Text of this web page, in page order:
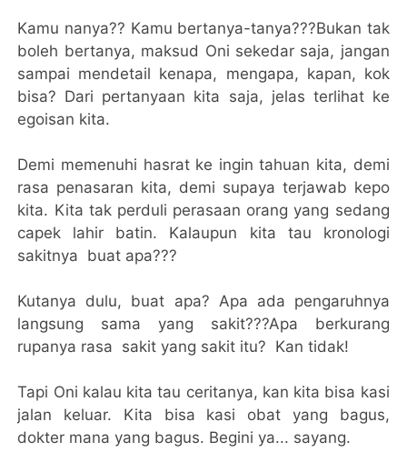
Kamu nanya?? Kamu bertanya-tanya???Bukan tak
boleh bertanya, maksud Oni sekedar saja, jangan
sampai mendetail kenapa, mengapa, kapan, kok
bisa? Dari pertanyaan kita saja, jelas terlihat ke
egoisan kita.
Demi memenuhi hasrat ke ingin tahuan kita, demi
rasa penasaran kita, demi supaya terjawab kepo
kita. Kita tak perduli perasaan orang yang sedang
capek lahir batin. Kalaupun kita tau kronologi
sakitnya buat apa???
Kutanya dulu, buat apa? Apa ada pengaruhnya
langsung sama yang sakit???Apa berkurang
rupanya rasa sakit yang sakit itu? Kan tidak!
Tapi Oni kalau kita tau ceritanya, kan kita bisa kasi
jalan keluar. Kita bisa kasi obat yang bagus,
dokter mana yang bagus. Begini ya... sayang.